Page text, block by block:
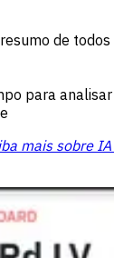
de
para
mais sobre